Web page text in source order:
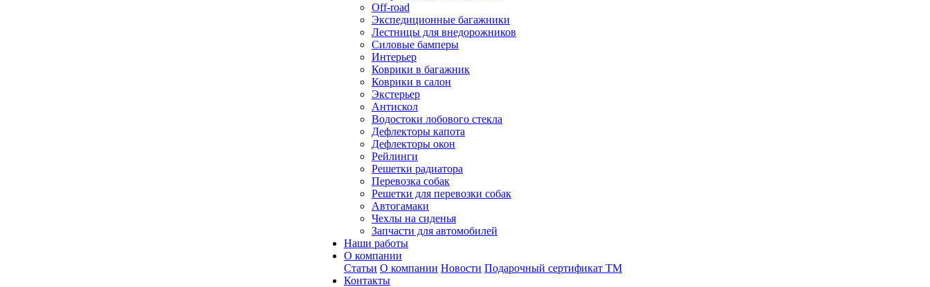
Off-road
Экспедиционные багажники
Лестницы для внедорожников
Силовые бамперы
Интерьер
Коврики в багажник
Коврики в салон
Экстерьер
Антискол
Водостоки лобового стекла
Дефлекторы капота
Дефлекторы окон
Рейлинги
Решетки радиатора
Перевозка собак
Решетки для перевозки собак
Автогамаки
Чехлы на сиденья
Запчасти для автомобилей
Наши работы
О компании
Статьи О компании Новости Подарочный сертификат ТМ
Контакты